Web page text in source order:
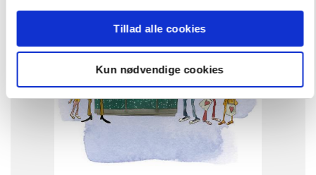
Tillad alle cookies
Kun nødvendige cookies
SYSTEM
Français Formidable
FAG
Fransk
FORUDBESTIL